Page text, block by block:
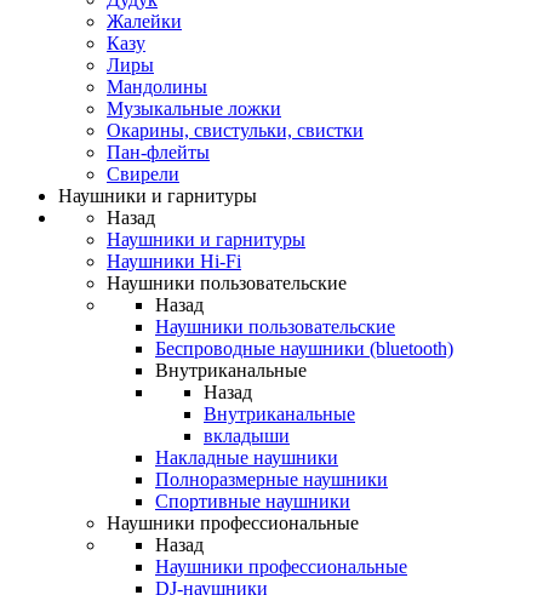
Жалейки
Казу
Лиры
Мандолины
Музыкальные ложки
Окарины, свистульки, свистки
Пан-флейты
Свирели
Наушники и гарнитуры
Назад
Наушники и гарнитуры
Наушники Hi-Fi
Наушники пользовательские
Назад
Наушники пользовательские
Беспроводные наушники (bluetooth)
Внутриканальные
Назад
Внутриканальные
вкладыши
Накладные наушники
Полноразмерные наушники
Спортивные наушники
Наушники профессиональные
Назад
Наушники профессиональные
DJ-наушники